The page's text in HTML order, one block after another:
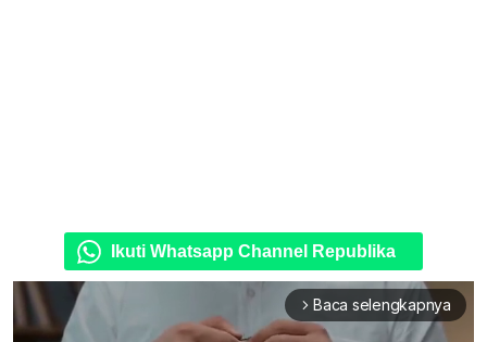
Ikuti Whatsapp Channel Republika
arrow_forward_ios Baca selengkapnya